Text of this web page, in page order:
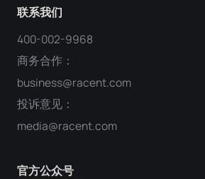
联系我们
400-002-9968
商务合作：
business@racent.com
投诉意见：
media@racent.com
官方公众号